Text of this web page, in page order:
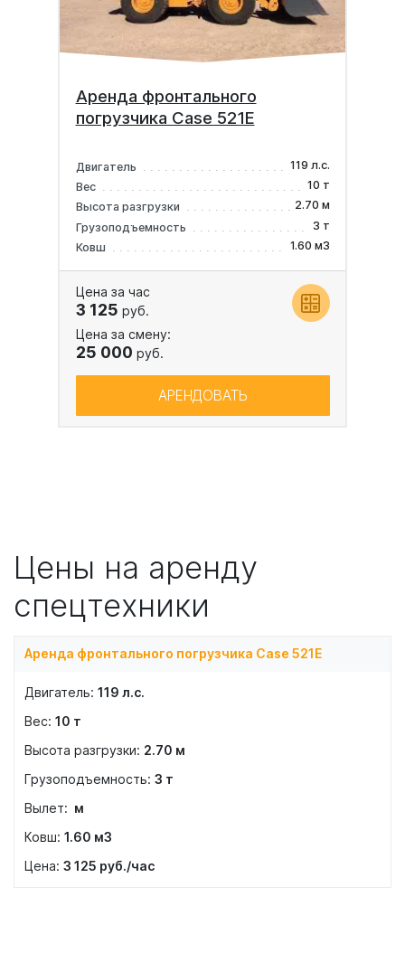
Аренда фронтального
погрузчика Case 521E
Двигатель
119 л.с.
Вес
10 т
Высота разгрузки
2.70 м
Грузоподъемность
3 т
Ковш
1.60 м3
Цена за час
3 125 руб.
Цена за смену:
25 000 руб.
АРЕНДОВАТЬ
Цены на аренду
спецтехники
Аренда фронтального погрузчика Case 521E
119 л.с.
10 т
2.70 м
3 т
м
1.60 м3
3 125 руб./час